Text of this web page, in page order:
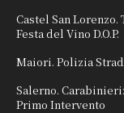
Castel San
Festa del Vino D.O.P.
Maiori. Polizia
Salerno.
Primo Intervento